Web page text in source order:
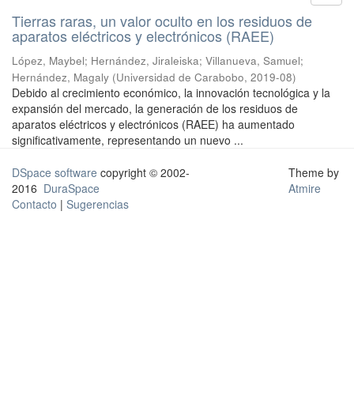
Tierras raras, un valor oculto en los residuos de
aparatos eléctricos y electrónicos (RAEE)
López, Maybel; Hernández, Jiraleiska; Villanueva, Samuel;
Hernández, Magaly (Universidad de Carabobo, 2019-08)
Debido al crecimiento económico, la innovación tecnológica y la
expansión del mercado, la generación de los residuos de
aparatos eléctricos y electrónicos (RAEE) ha aumentado
significativamente, representando un nuevo ...
DSpace software copyright © 2002-
2016 DuraSpace
Contacto | Sugerencias
Theme by
Atmire